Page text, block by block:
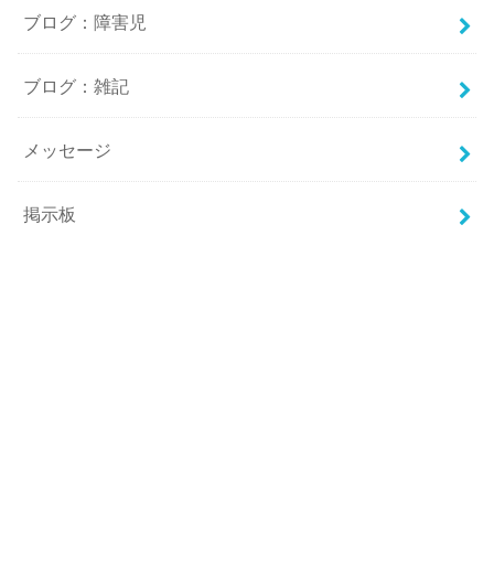
ブログ：障害児
ブログ：雑記
メッセージ
掲示板